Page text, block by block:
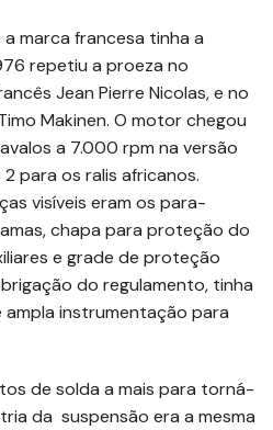
marca francesa tinha a
repetiu a proeza no
Jean Pierre Nicolas, e no
Makinen. O motor chegou
a 7.000 rpm na versão
para os ralis africanos.
visíveis eram os para-
chapa para proteção do
e grade de proteção
do regulamento, tinha
instrumentação para
de solda a mais para torná-
da suspensão era a mesma